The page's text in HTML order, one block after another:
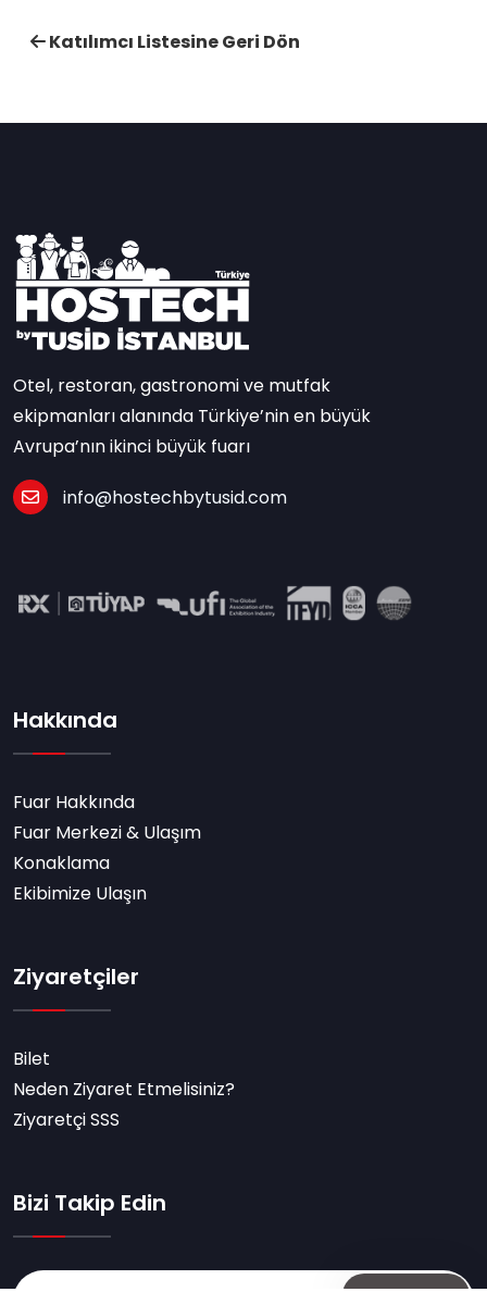
Katılımcı Listesine Geri Dön
Otel, restoran, gastronomi ve mutfak
ekipmanları alanında Türkiye’nin en büyük
Avrupa’nın ikinci büyük fuarı
info@hostechbytusid.com
Hakkında
Fuar Hakkında
Fuar Merkezi & Ulaşım
Konaklama
Ekibimize Ulaşın
Ziyaretçiler
Bilet
Neden Ziyaret Etmelisiniz?
Ziyaretçi SSS
Bizi Takip Edin